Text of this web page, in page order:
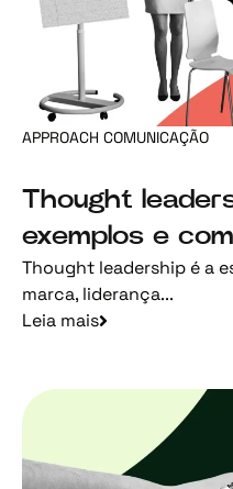
APPROACH COMUNICAÇÃO
Thought
exemplos e
Thought leadership é a
marca, liderança...
Leia mais